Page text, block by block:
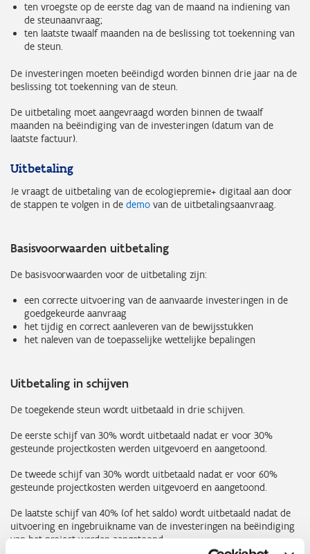
ten vroegste op de eerste dag van de maand na indiening van
de steunaanvraag;
ten laatste twaalf maanden na de beslissing tot toekenning van
de steun.
De investeringen moeten beëindigd worden binnen drie jaar na de
beslissing tot toekenning van de steun.
De uitbetaling moet aangevraagd worden binnen de twaalf
maanden na beëindiging van de investeringen (datum van de
laatste factuur).
Uitbetaling
Je vraagt de uitbetaling van de ecologiepremie+ digitaal aan door
de stappen te volgen in de demo van de uitbetalingsaanvraag.
Basisvoorwaarden uitbetaling
De basisvoorwaarden voor de uitbetaling zijn:
een correcte uitvoering van de aanvaarde investeringen in de
goedgekeurde aanvraag
het tijdig en correct aanleveren van de bewijsstukken
het naleven van de toepasselijke wettelijke bepalingen
Uitbetaling in schijven
De toegekende steun wordt uitbetaald in drie schijven.
De eerste schijf van 30% wordt uitbetaald nadat er voor 30%
gesteunde projectkosten werden uitgevoerd en aangetoond.
De tweede schijf van 30% wordt uitbetaald nadat er voor 60%
gesteunde projectkosten werden uitgevoerd en aangetoond.
De laatste schijf van 40% (of het saldo) wordt uitbetaald nadat de
uitvoering en ingebruikname van de investeringen na beëindiging
van het project werden aangetoond.